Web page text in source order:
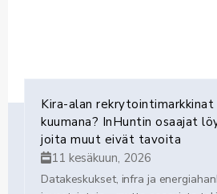
Kira-alan rekrytointimarkkinat
kuumana? InHuntin osaajat
joita muut eivät tavoita
11 kesäkuun, 2026
Datakeskukset, infra ja